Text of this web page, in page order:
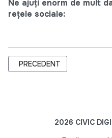
Ne ajuți enorm de mult
rețele sociale:
ARTICOL PRECEDENT: UN
PRECEDENT
2026 CIVIC